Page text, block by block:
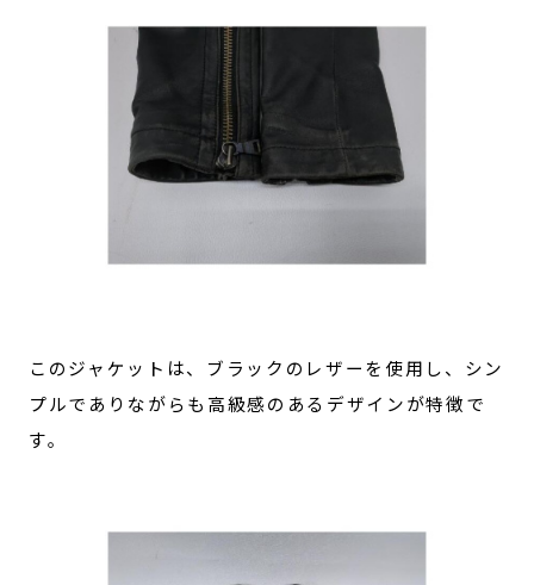
このジャケットは、ブラックのレザーを使用し、シン
プルでありながらも高級感のあるデザインが特徴で
す。